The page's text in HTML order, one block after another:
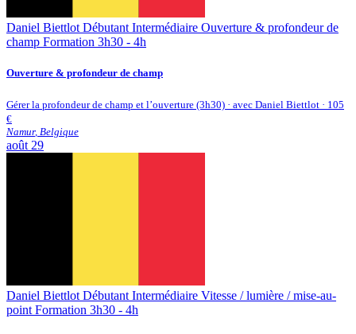
Daniel Biettlot Débutant Intermédiaire Ouverture & profondeur de
champ Formation 3h30 - 4h
Ouverture & profondeur de champ
Gérer la profondeur de champ et l’ouverture (3h30) · avec Daniel Biettlot · 105
€
Namur, Belgique
août 29
Daniel BiettlotDébutantIntermédiaire Vitesse / lumière / mise-au-
pointFormation 3h30 - 4h